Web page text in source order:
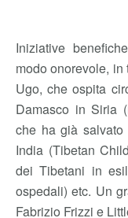
Iniziative
modo onorevole,
Ugo, che ospita
Damasco in Siria
che ha già
India (Tibetan
dei Tibetani in